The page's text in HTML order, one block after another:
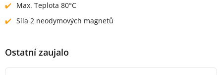
Max. Teplota 80°C
Síla 2 neodymových magnetů
Ostatní zaujalo